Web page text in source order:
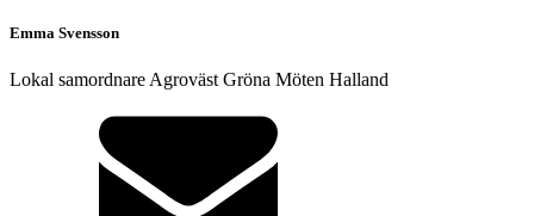
Emma Svensson
Lokal samordnare Agroväst Gröna Möten Halland